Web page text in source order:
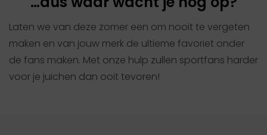
Laten we van deze zomer een om nooit te vergeten
maken en van jouw merk de ultieme favoriet onder
de fans maken. Met onze hulp zullen sportfans harder
voor je juichen dan ooit tevoren!